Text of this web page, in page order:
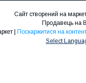
Сайт створений на
Продавець на
Лайт Маркет | Поскаржитися на
Select